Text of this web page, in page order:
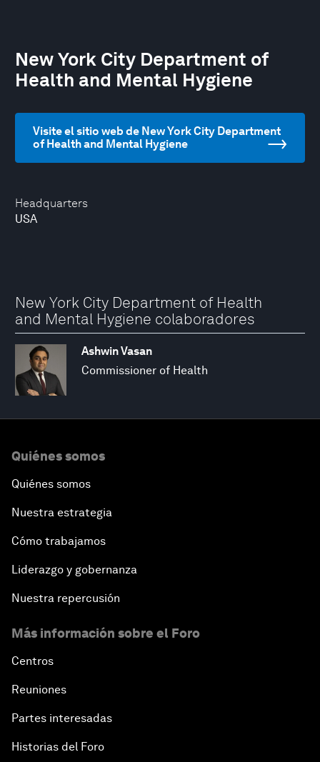
Headquarters
USA
New York City Department of
Health and Mental Hygiene
Visite el sitio web de New York City Department
of Health and Mental Hygiene
New York City Department of Health
and Mental Hygiene colaboradores
Ashwin Vasan
Commissioner of Health
Quiénes somos
Quiénes somos
Nuestra estrategia
Cómo trabajamos
Liderazgo y gobernanza
Nuestra repercusión
Más información sobre el Foro
Centros
Reuniones
Partes interesadas
Historias del Foro